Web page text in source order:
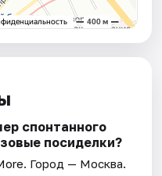
спонтанного
посиделки?
. Город — Москва.